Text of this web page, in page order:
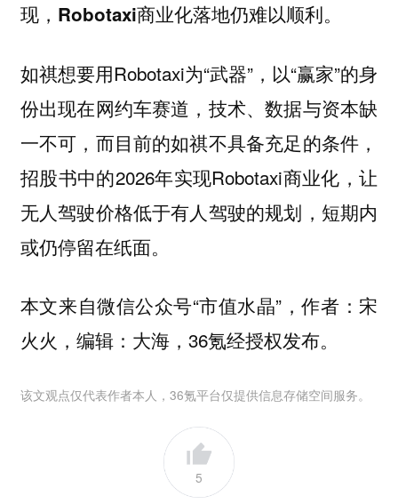
现，Robotaxi商业化落地仍难以顺利。
如祺想要用Robotaxi为“武器”，以“赢家”的身
份出现在网约车赛道，技术、数据与资本缺
一不可，而目前的如祺不具备充足的条件，
招股书中的2026年实现Robotaxi商业化，让
无人驾驶价格低于有人驾驶的规划，短期内
或仍停留在纸面。
本文来自微信公众号“市值水晶”，作者：宋
火火，编辑：大海，36氪经授权发布。
该文观点仅代表作者本人，36氪平台仅提供信息存储空间服务。
5